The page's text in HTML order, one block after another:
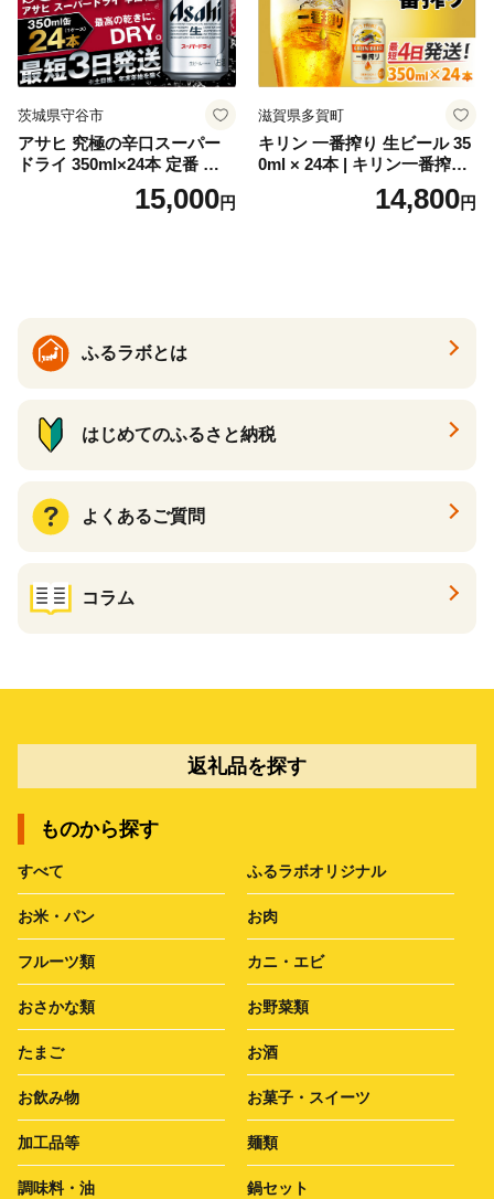
茨城県守谷市
アサヒ 究極の辛口スーパー
ドライ 350ml×24本 定番 ビー
ル 缶ビール 酒 お酒 アルコー
15,000円
滋賀県多賀町
キリン 一番搾り 生ビール 35
0ml × 24本 | キリン一番搾り
キリンビール 一番搾り ビー
ル 24缶 きりんいちばんしぼ
14,800円
ふるラボとは
はじめてのふるさと納税
よくあるご質問
コラム
返礼品を探す
ものから探す
すべて ふるラボオリジナル
お米・パン お肉
フルーツ類 カニ・エビ
おさかな類 お野菜類
たまご お酒
お飲み物 お菓子・スイーツ
加工品等 麺類
調味料・油 鍋セット